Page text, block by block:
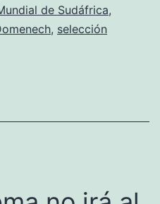
de Sudáfrica,
, selección